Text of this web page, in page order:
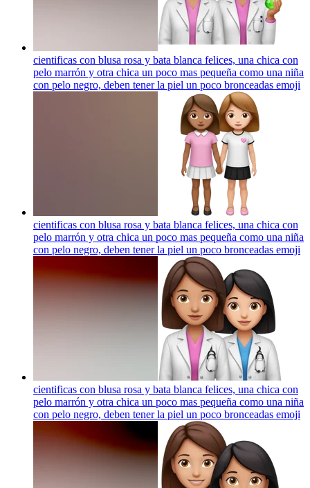
cientificas con blusa rosa y bata blanca felices, una chica con
pelo marrón y otra chica un poco mas pequeña como una niña
con pelo negro, deben tener la piel un poco bronceadas emoji
cientificas con blusa rosa y bata blanca felices, una chica con
pelo marrón y otra chica un poco mas pequeña como una niña
con pelo negro, deben tener la piel un poco bronceadas emoji
cientificas con blusa rosa y bata blanca felices, una chica con
pelo marrón y otra chica un poco mas pequeña como una niña
con pelo negro, deben tener la piel un poco bronceadas emoji